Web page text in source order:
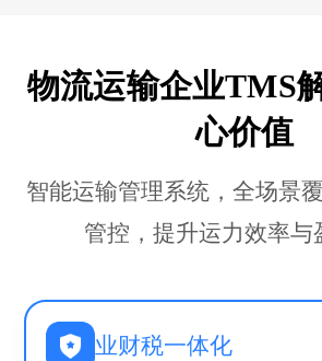
物流运输企业TMS
心价值
智能运输管理系统，全场景
管控，提升运力效率与
业财税一体化